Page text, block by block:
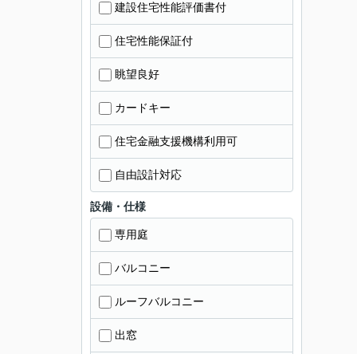
建設住宅性能評価書付
住宅性能保証付
眺望良好
カードキー
住宅金融支援機構利用可
自由設計対応
設備・仕様
専用庭
バルコニー
ルーフバルコニー
出窓